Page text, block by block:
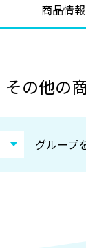
商品情
その他の
グループ